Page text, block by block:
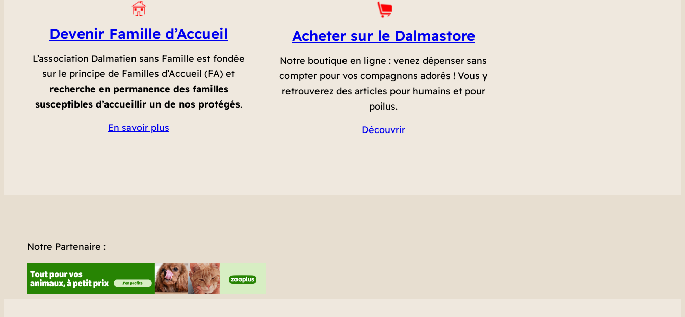
Devenir Famille d’Accueil
L’association Dalmatien sans Famille est fondée
sur le principe de Familles d’Accueil (FA) et
recherche en permanence des familles
susceptibles d’accueillir un de nos protégés.
En savoir plus
Acheter sur le Dalmastore
Notre boutique en ligne : venez dépenser sans
compter pour vos compagnons adorés ! Vous y
retrouverez des articles pour humains et pour
poilus.
Découvrir
Notre Partenaire :